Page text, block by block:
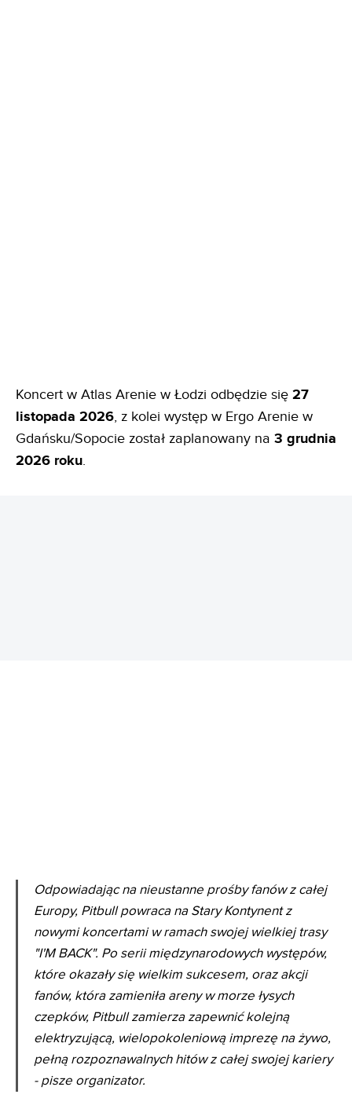
Koncert w Atlas Arenie w Łodzi odbędzie się 27
listopada 2026, z kolei występ w Ergo Arenie w
Gdańsku/Sopocie został zaplanowany na 3 grudnia
2026 roku.
Odpowiadając na nieustanne prośby fanów z całej
Europy, Pitbull powraca na Stary Kontynent z
nowymi koncertami w ramach swojej wielkiej trasy
"I'M BACK". Po serii międzynarodowych występów,
które okazały się wielkim sukcesem, oraz akcji
fanów, która zamieniła areny w morze łysych
czepków, Pitbull zamierza zapewnić kolejną
elektryzującą, wielopokoleniową imprezę na żywo,
pełną rozpoznawalnych hitów z całej swojej kariery
- pisze organizator.